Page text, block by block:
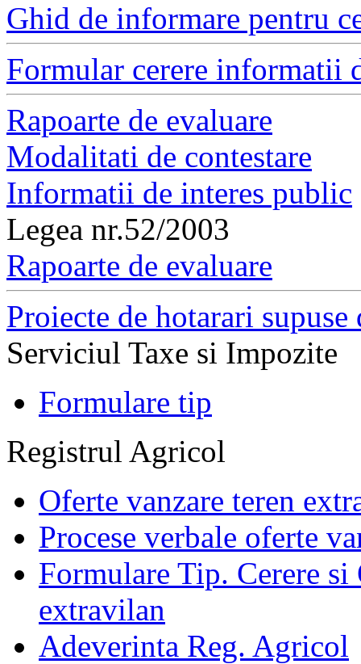
Ghid de informare pentru
Formular cerere informatii
Rapoarte de evaluare
Modalitati de contestare
Informatii de interes public
Legea nr.52/2003
Rapoarte de evaluare
Proiecte de hotarari
Serviciul Taxe si Impozite
Formulare tip
Registrul Agricol
Oferte vanzare teren
Procese verbale oferte
Formulare Tip. Cerere si
extravilan
Adeverinta Reg. Agricol